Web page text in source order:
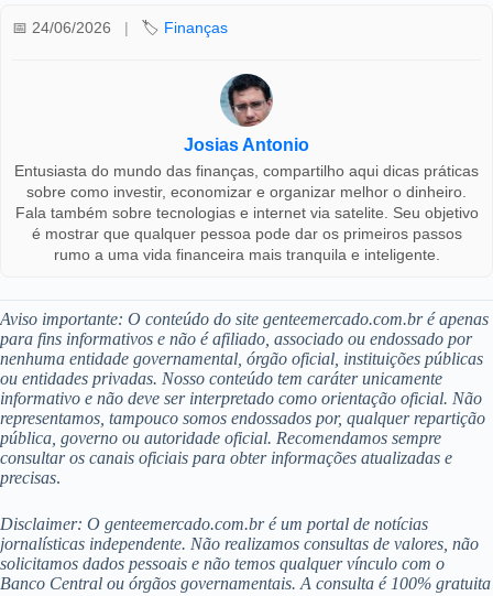
📅 24/06/2026 | 🏷️ Finanças
Josias Antonio
Entusiasta do mundo das finanças, compartilho aqui dicas práticas
sobre como investir, economizar e organizar melhor o dinheiro.
Fala também sobre tecnologias e internet via satelite. Seu objetivo
é mostrar que qualquer pessoa pode dar os primeiros passos
rumo a uma vida financeira mais tranquila e inteligente.
Aviso importante: O conteúdo do site genteemercado.com.br é apenas
para fins informativos e não é afiliado, associado ou endossado por
nenhuma entidade governamental, órgão oficial, instituições públicas
ou entidades privadas. Nosso conteúdo tem caráter unicamente
informativo e não deve ser interpretado como orientação oficial. Não
representamos, tampouco somos endossados por, qualquer repartição
pública, governo ou autoridade oficial. Recomendamos sempre
consultar os canais oficiais para obter informações atualizadas e
precisas.
Disclaimer: O genteemercado.com.br é um portal de notícias
jornalísticas independente. Não realizamos consultas de valores, não
solicitamos dados pessoais e não temos qualquer vínculo com o
Banco Central ou órgãos governamentais. A consulta é 100% gratuita